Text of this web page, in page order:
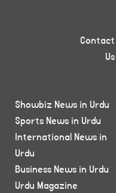
Contact
Us
Showbiz News in Urdu
Sports News in Urdu
International News in
Urdu
Business News in Urdu
Urdu Magazine